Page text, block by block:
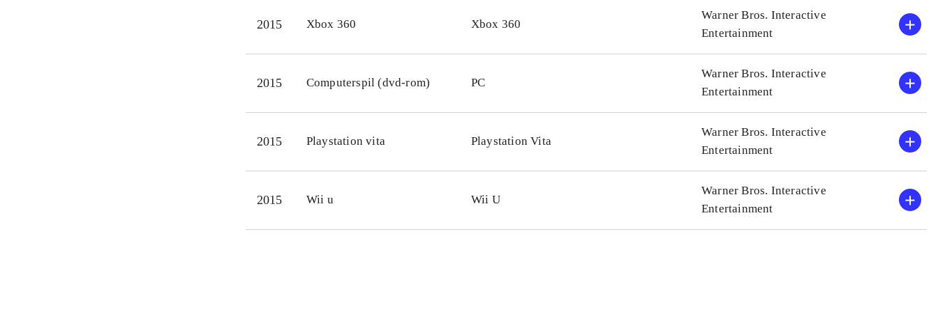
2015 Xbox 360 Xbox 360
Warner Bros. Interactive
Entertainment
2015 Computerspil (dvd-rom) PC
Warner Bros. Interactive
Entertainment
2015 Playstation vita Playstation Vita
Warner Bros. Interactive
Entertainment
2015 Wii u Wii U
Warner Bros. Interactive
Entertainment